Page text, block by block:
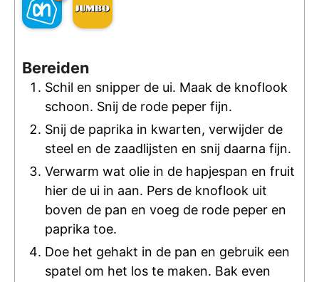
Bereiden
Schil en snipper de ui. Maak de knoflook
schoon. Snij de rode peper fijn.
Snij de paprika in kwarten, verwijder de
steel en de zaadlijsten en snij daarna fijn.
Verwarm wat olie in de hapjespan en fruit
hier de ui in aan. Pers de knoflook uit
boven de pan en voeg de rode peper en
paprika toe.
Doe het gehakt in de pan en gebruik een
spatel om het los te maken. Bak even